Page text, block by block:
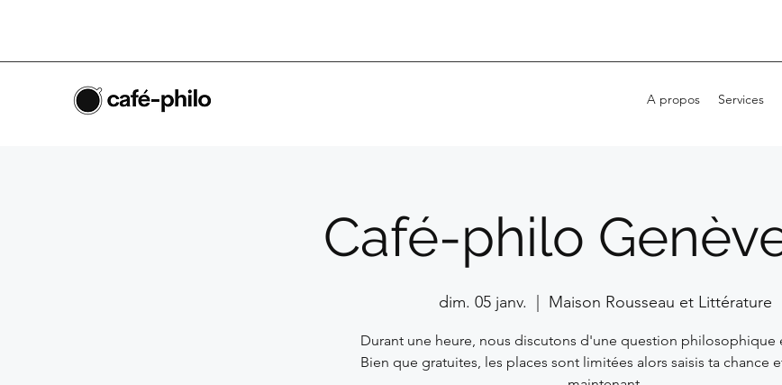
A propos Services
Café-philo
dim. 05 janv. Maison Rousseau et Littérature
Durant une heure, nous discutons d'une question philosophique
Bien que gratuites, les places sont limitées alors saisis ta chance